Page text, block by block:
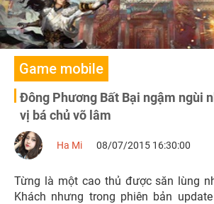
Game mobile
Đông Phương Bất Bại ngậm ngùi
vị bá chủ võ lâm
Ha Mi 08/07/2015 16:30:00
Từng là một cao thủ được săn lùng
Khách nhưng trong phiên bản